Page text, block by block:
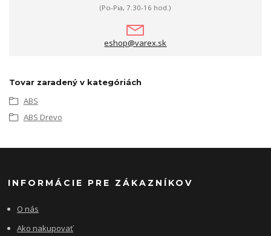
(Po-Pia, 7.30-16 hod.)
eshop@varex.sk
Tovar zaradený v kategóriách
ABS
ABS Drevo
INFORMÁCIE PRE ZÁKAZNÍKOV
O nás
Ako nakupovať